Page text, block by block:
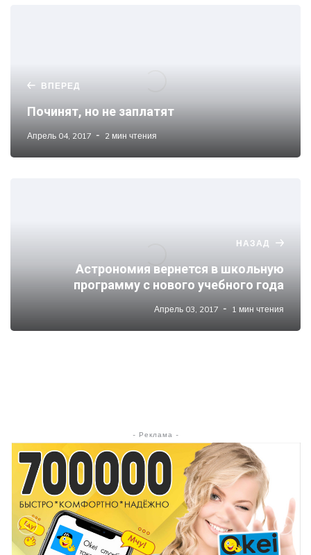
ВПЕРЕД
Починят, но не заплатят
Апрель 04, 2017 2 мин чтения
НАЗАД
Астрономия вернется в школьную
программу с нового учебного года
Апрель 03, 2017 1 мин чтения
- Реклама -